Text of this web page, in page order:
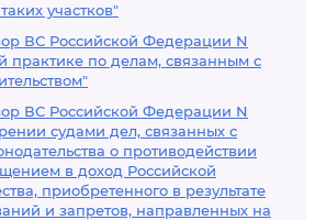
участков"
ВС Российской Федерации N
практике по делам, связанным с
ВС Российской Федерации N
судами дел, связанных с
о противодействии
в доход Российской
приобретенного в результате
и запретов, направленных на